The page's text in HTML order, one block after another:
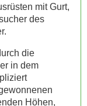
mit Gurt,
des
die
in dem
Höhen,